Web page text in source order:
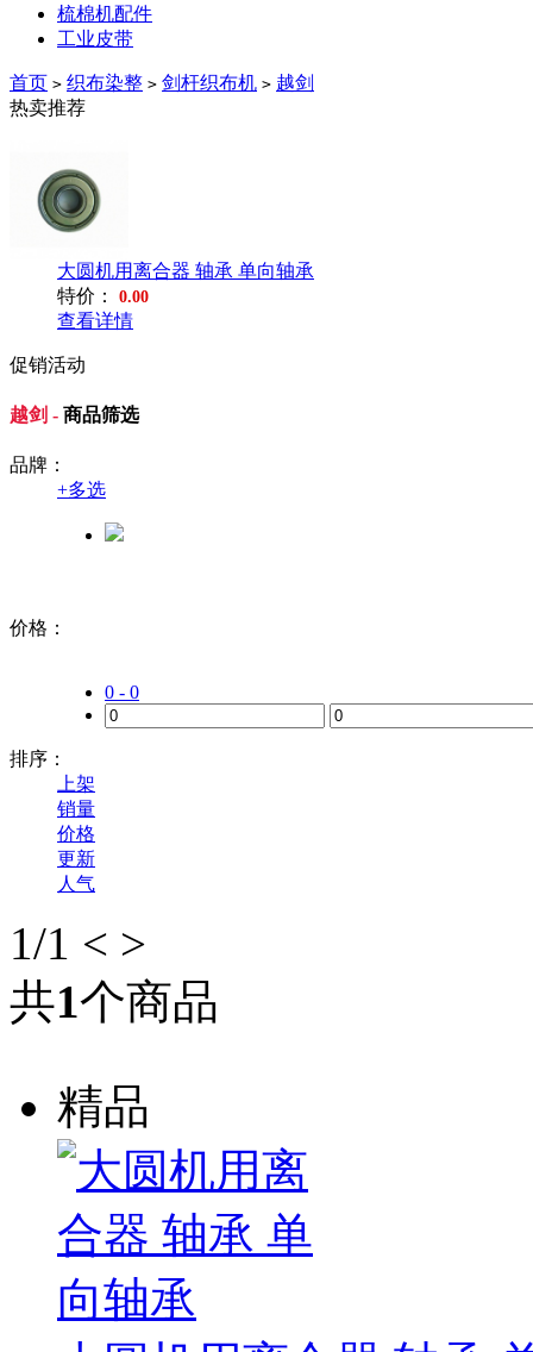
梳棉机配件
工业皮带
首页 > 织布染整 > 剑杆织布机 > 越剑
热卖推荐
大圆机用离合器 轴承 单向轴承
特价：
0.00
查看详情
促销活动
越剑 - 商品筛选
品牌：
+多选
价格：
0 - 0
排序：
上架
销量
价格
更新
人气
1/1 < >
共1个商品
精品